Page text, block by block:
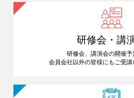
研修会・講
研修会、講演会の開催予
会員会社以外の皆様にも ご受講